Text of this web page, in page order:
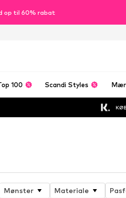
op til 60% rabat
100 Scandi Styles
Mønster Materiale